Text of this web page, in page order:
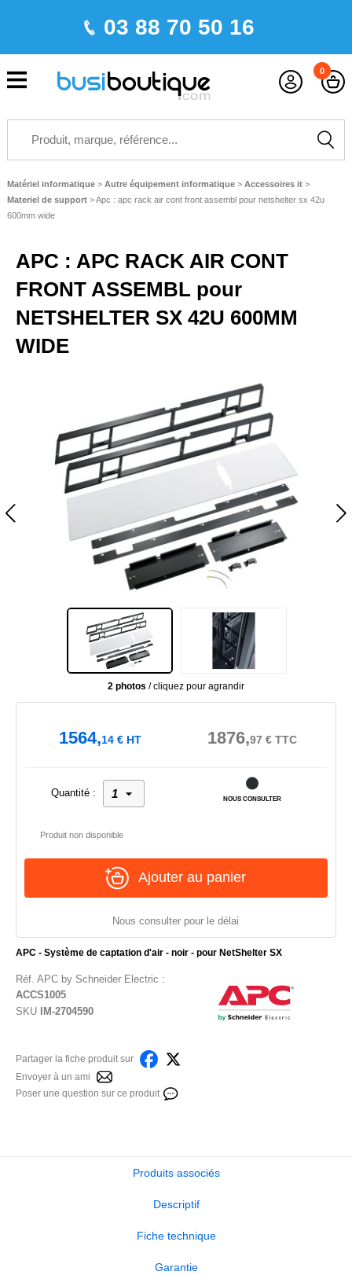
03 88 70 50 16
0
Matériel informatique > Autre équipement informatique > Accessoires it >
Materiel de support>Apc : apc rack air cont front assembl pour netshelter sx 42u
600mm wide
APC : APC RACK AIR CONT
FRONT ASSEMBL pour
NETSHELTER SX 42U 600MM
WIDE
2 photos / cliquez pour agrandir
APC - Système de captation d'air - noir - pour NetShelter SX
Réf. APC by Schneider Electric :
ACCS1005
SKU
IM-2704590
Partager la fiche produit sur
Envoyer à un ami
Poser une question sur ce produit
1564,14€HT 1876,97 €TTC
Quantité :
NOUS CONSULTER
Produit non disponible
Ajouter au panier
Nous consulter pour le délai
Produits associés
Descriptif
Fiche technique
Garantie